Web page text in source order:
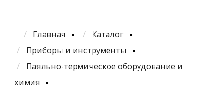
Главная
Каталог
Приборы и инструменты
Паяльно-термическое оборудование и
химия